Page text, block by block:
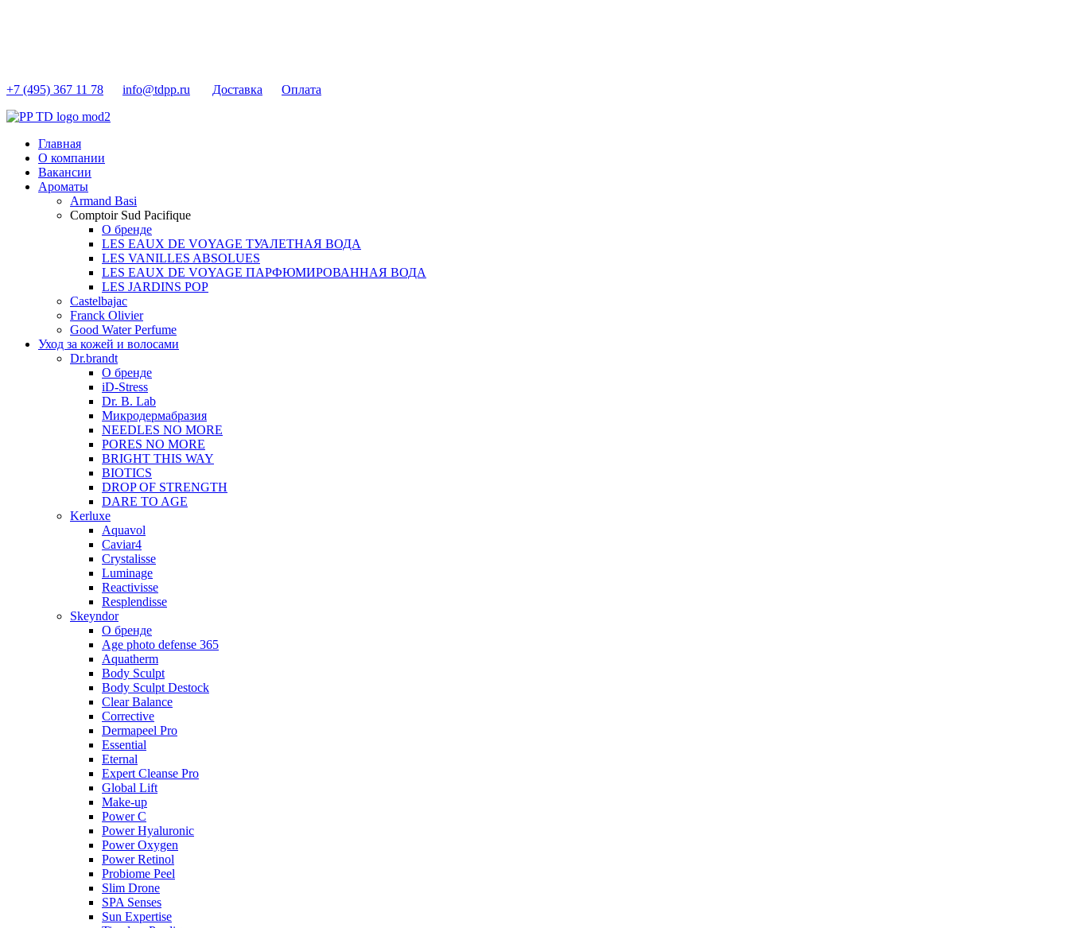
+7 (495) 367 11 78 info@tdpp.ru Доставка Оплата
Главная
О компании
Вакансии
Ароматы
Armand Basi
Comptoir Sud Pacifique
О бренде
LES EAUX DE VOYAGE ТУАЛЕТНАЯ ВОДА
LES VANILLES ABSOLUES
LES EAUX DE VOYAGE ПАРФЮМИРОВАННАЯ ВОДА
LES JARDINS POP
Castelbajac
Franck Olivier
Good Water Perfume
Уход за кожей и волосами
Dr.brandt
О бренде
iD-Stress
Dr. B. Lab
Микродермабразия
NEEDLES NO MORE
PORES NO MORE
BRIGHT THIS WAY
BIOTICS
DROP OF STRENGTH
DARE TO AGE
Kerluxe
Aquavol
Caviar4
Crystalisse
Luminage
Reactivisse
Resplendisse
Skeyndor
О бренде
Age photo defense 365
Aquatherm
Body Sculpt
Body Sculpt Destock
Clear Balance
Corrective
Dermapeel Pro
Essential
Eternal
Expert Cleanse Pro
Global Lift
Make-up
Power C
Power Hyaluronic
Power Oxygen
Power Retinol
Probiome Peel
Slim Drone
SPA Senses
Sun Expertise